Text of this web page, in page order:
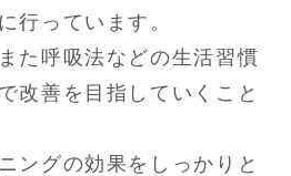
行っています。
た呼吸法などの生活習慣
改善を目指していくこと
ングの効果をしっかりと